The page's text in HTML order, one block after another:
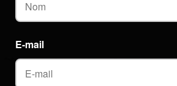
E-mail